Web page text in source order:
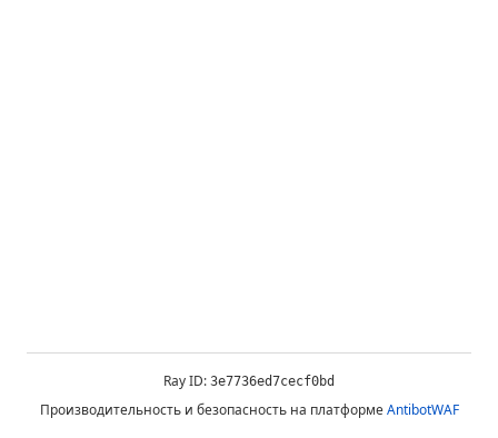
Ray ID: 3e7736ed7cecf0bd
Производительность и безопасность на платформеAntibotWAF